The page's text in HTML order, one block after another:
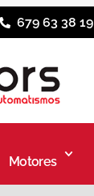
679 63 38 19
Motores